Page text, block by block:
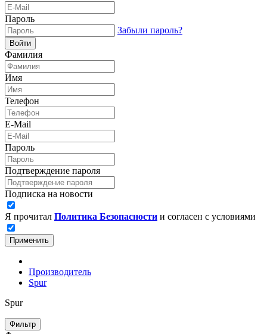
Пароль
Забыли пароль?
Войти
Фамилия
Имя
Телефон
E-Mail
Пароль
Подтверждение пароля
Подписка на новости
Я прочитал Политика Безопасности и согласен с условиями
Применить
Производитель
Spur
Spur
Фильтр